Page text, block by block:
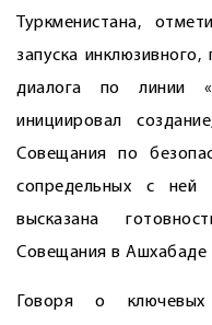
Туркменистана,
запуска
диалога по линии
инициировал
Совещания по
сопредельных с
высказана
Совещания в Ашхабаде
Говоря о ключевых